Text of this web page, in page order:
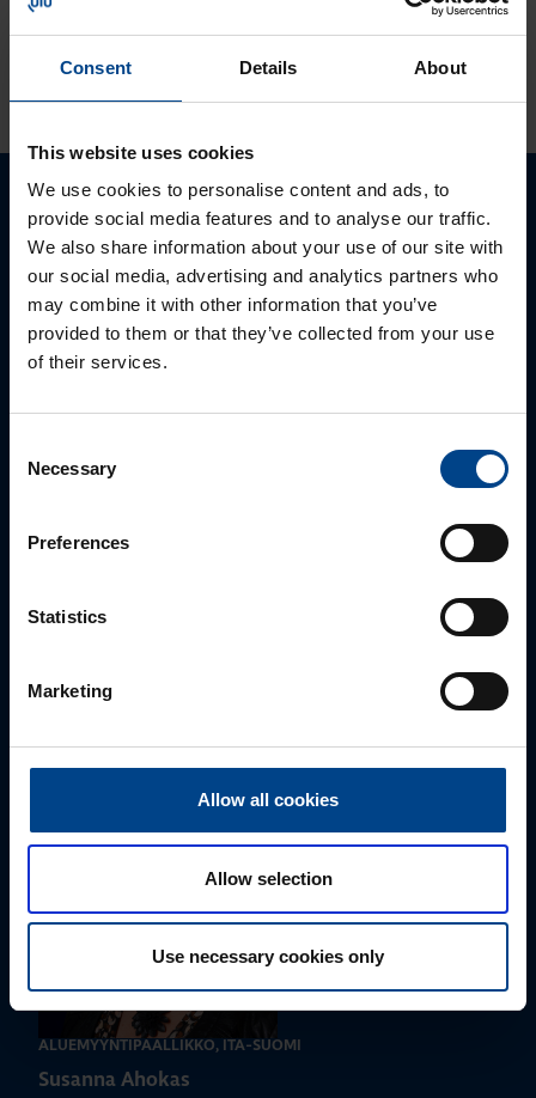
Consent Details About
This website uses cookies
We use cookies to personalise content and ads, to
provide social media features and to analyse our traffic.
We also share information about your use of our site with
our social media, advertising and analytics partners who
may combine it with other information that you’ve
provided to them or that they’ve collected from your use
of their services.
Selection
Necessary
Preferences
Statistics
Marketing
Allow all cookies
Allow selection
Use necessary cookies only
KATSO LISÄÄ ARTIKKELEITA
Ota yhteyttä!
Autamme mielellämme, jotta löydämme sinulle
parhaan ratkaisun. Otathan yhteyttä puhelimitse,
sähköpostitse tai verkkolomakkeen kautta.
jussi.pernaa@utu.eu
ALUEMYYNTIPÄÄLLIKKÖ, ITÄ-SUOMI
Susanna Ahokas